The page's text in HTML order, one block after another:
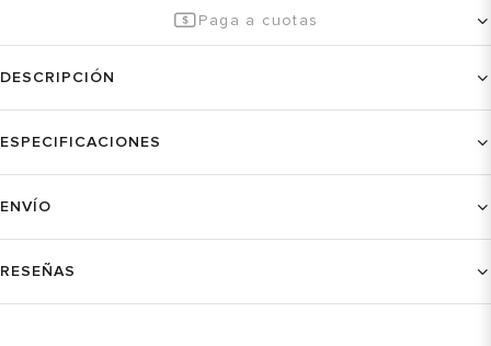
Paga a cuotas
DESCRIPCIÓN
ESPECIFICACIONES
ENVÍO
RESEÑAS